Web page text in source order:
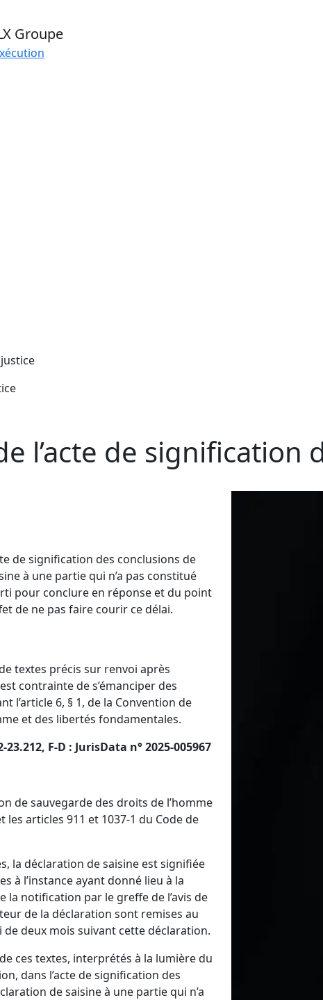
l’acte de signification
de signification des conclusions de
à une partie qui n’a pas constitué
pour conclure en réponse et du point
de ne pas faire courir ce délai.
textes précis sur renvoi après
contrainte de s’émanciper des
l’article 6, § 1, de la Convention de
et des libertés fondamentales.
23.212, F-D : JurisData n° 2025-005967
de sauvegarde des droits de l’homme
les articles 911 et 1037-1 du Code de
la déclaration de saisine est signifiée
à l’instance ayant donné lieu à la
la notification par le greffe de l’avis de
de la déclaration sont remises au
deux mois suivant cette déclaration.
ces textes, interprétés à la lumière du
dans l’acte de signification des
de saisine à une partie qui n’a